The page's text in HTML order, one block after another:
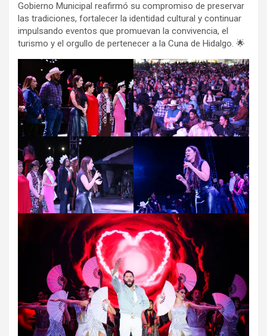
Gobierno Municipal reafirmó su compromiso de preservar
las tradiciones, fortalecer la identidad cultural y continuar
impulsando eventos que promuevan la convivencia, el
turismo y el orgullo de pertenecer a la Cuna de Hidalgo. 🌟